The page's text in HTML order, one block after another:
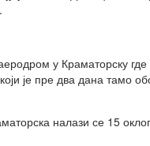
у Краматорску где
је пре два дана тамо
налази се 15